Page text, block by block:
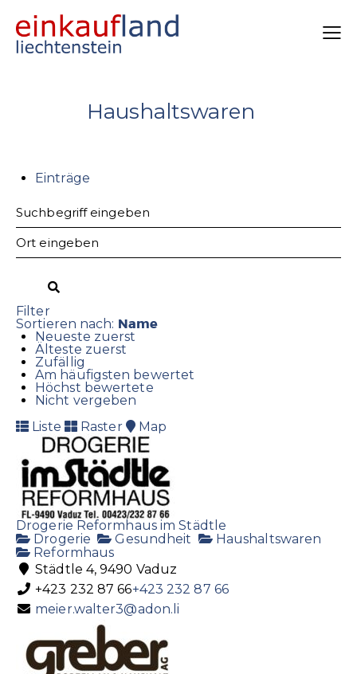
Haushaltswaren
Einträge
Filter
Sortieren nach: Name
Neueste zuerst
Älteste zuerst
Zufällig
Am häufigsten bewertet
Höchst bewertete
Nicht vergeben
Liste
Raster Map
Drogerie Reformhaus im Städtle
Drogerie
Gesundheit
Haushaltswaren
Reformhaus
Städtle 4, 9490 Vaduz
+423 232 87 66+423 232 87 66
meier.walter3@adon.li